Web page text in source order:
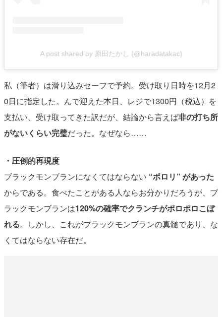
A post shared by 原田たかし (@haradatakac)
私（筆者）は滑り込みセーフで予約。受け取り日時を12月2
0日に指定した。んで迎えた本日、レジで1300円（税込）を
支払い、受け取ってきた訳だが、結論から言えば非の打ち所
がないくらい完璧だった。なぜなら……
・圧倒的再現度
ブラックモンブランになくてはならない “ポロリ” があった
からである。食べたことがある人ならお分かりだろうが、ブ
ラックモンブランは120%の確率でクランチがポロポロこぼ
れる。しかし、これがブラックモンブランの真髄であり、な
くてはならない存在だ。